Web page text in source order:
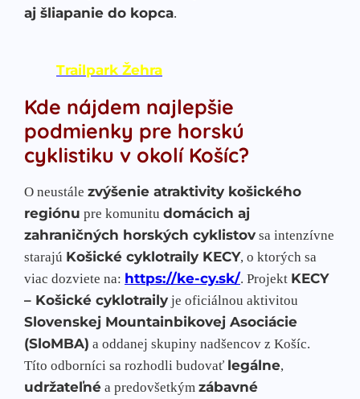
aj šliapanie do kopca.
Trailpark Žehra
Kde nájdem najlepšie
podmienky pre horskú
cyklistiku v okolí Košíc?
O neustále zvýšenie atraktivity košického
regiónu pre komunitu domácich aj
zahraničných horských cyklistov sa intenzívne
starajú Košické cyklotraily KECY, o ktorých sa
viac dozviete na: https://ke-cy.sk/. Projekt KECY
– Košické cyklotraily je oficiálnou aktivitou
Slovenskej Mountainbikovej Asociácie
(SloMBA) a oddanej skupiny nadšencov z Košíc.
Títo odborníci sa rozhodli budovať legálne,
udržateľné a predovšetkým zábavné